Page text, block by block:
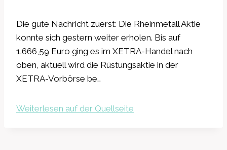
Die gute Nachricht zuerst: Die Rheinmetall Aktie
konnte sich gestern weiter erholen. Bis auf
1.666,59 Euro ging es im XETRA-Handel nach
oben, aktuell wird die Rüstungsaktie in der
XETRA-Vorbörse be…
Weiterlesen auf der Quellseite